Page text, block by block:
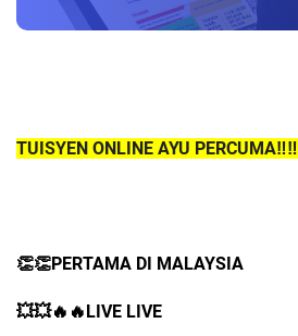
TUISYEN ONLINE AYU PERCUMA‼️‼️
👏👏PERTAMA DI MALAYSIA
💥💥🔥🔥LIVE LIVE